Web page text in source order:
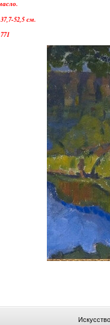
52,5 см.